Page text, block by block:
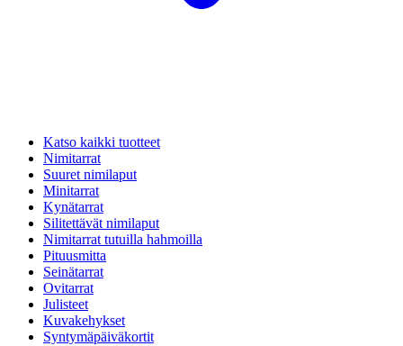
Katso kaikki tuotteet
Nimitarrat
Suuret nimilaput
Minitarrat
Kynätarrat
Silitettävät nimilaput
Nimitarrat tutuilla hahmoilla
Pituusmitta
Seinätarrat
Ovitarrat
Julisteet
Kuvakehykset
Syntymäpäiväkortit